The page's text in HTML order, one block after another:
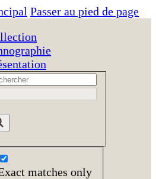
Passer au pied de page
matches only